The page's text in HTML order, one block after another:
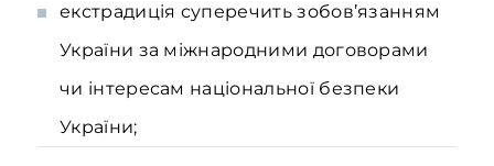
екстрадиція суперечить зобов’язанням
України за міжнародними договорами
чи інтересам національної безпеки
України;